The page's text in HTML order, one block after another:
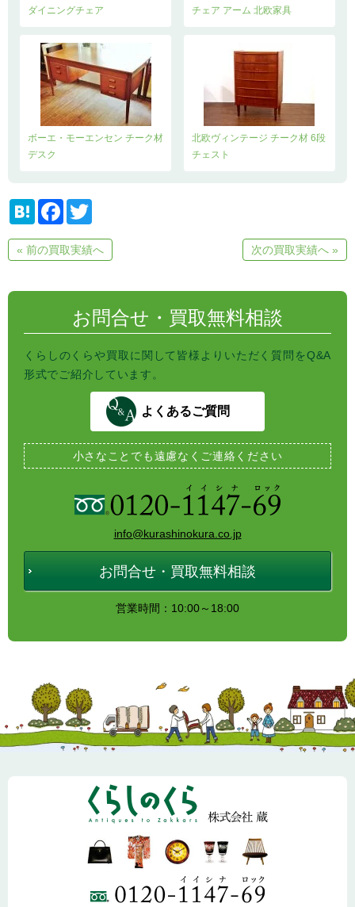
ダイニングチェア
チェア アーム 北欧家具
ボーエ・モーエンセン チーク材
デスク
北欧ヴィンテージ チーク材 6段
チェスト
H
e
n
F
e
b
k
t
t
« 前の買取実績へ 次の買取実績へ »
お問合せ・買取無料相談
くらしのくらや買取に関して皆様よりいただく質問をQ&A
形式でご紹介しています。
よくあるご質問
小さなことでも遠慮なくご連絡ください
info@kurashinokura.co.jp
お問合せ・買取無料相談
営業時間：10:00～18:00